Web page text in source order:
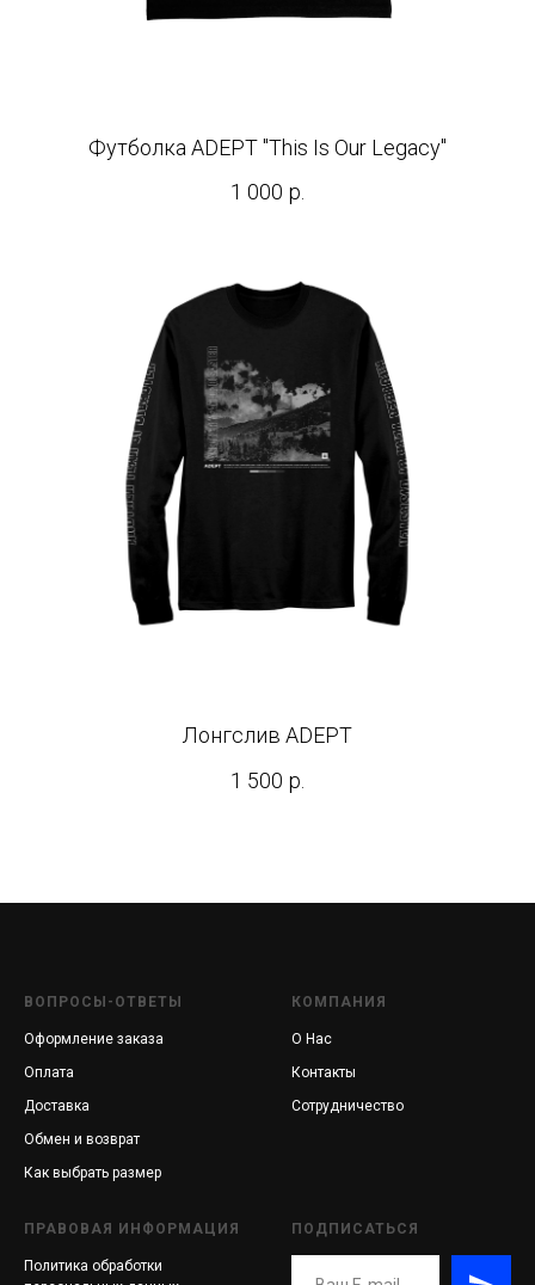
Футболка ADEPT "This Is Our Legacy"
1 000 р.
Лонгслив ADEPT
1 500 р.
ВОПРОСЫ-ОТВЕТЫ
Оформление заказа
Оплата
Доставка
Обмен и возврат
Как выбрать размер
КОМПАНИЯ
О Нас
Контакты
Сотрудничество
ПРАВОВАЯ ИНФОРМАЦИЯ
Политика обработки
ПОДПИСАТЬСЯ